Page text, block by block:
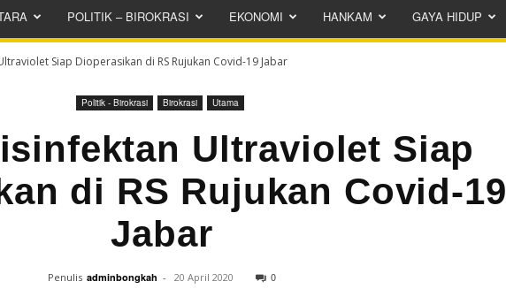
POLITIK – BIROKRASI EKONOMI HANKAM GAYA HIDUP
Siap Dioperasikan di RS Rujukan Covid-19 Jabar
Politik - Birokrasi Birokrasi Utama
Ultraviolet Siap
di RS Rujukan Covid-19
Jabar
Penulis adminbongkah - 20 April 2020 0